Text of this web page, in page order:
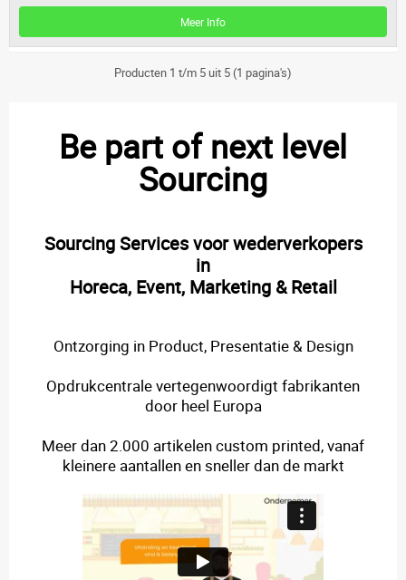
Meer Info
Producten 1 t/m 5 uit 5 (1 pagina's)
Be part of next level
Sourcing
Sourcing Services voor wederverkopers
in
Horeca, Event, Marketing & Retail
Ontzorging in Product, Presentatie & Design
Opdrukcentrale vertegenwoordigt fabrikanten
door heel Europa
Meer dan 2.000 artikelen custom printed, vanaf
kleinere aantallen en sneller dan de markt